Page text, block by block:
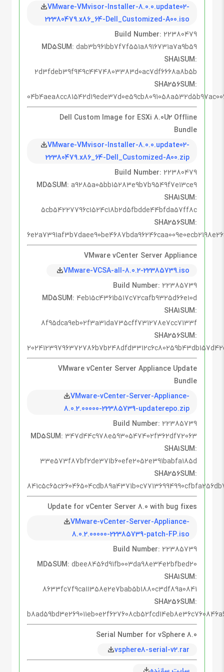
VMware-VMvisor-Installer-8.0.0.update02-
22380479.x86_64-Dell_Customized-A00.iso
Build Number: 22380479
MD5SUM: dab3b961bb7f7f551a8916731a7a9b59
SHA1SUM:
2d3fdeb39f949c4474803383d0ac7df6668a8b5b
SHA256SUM:
Dell Custom Image for ESXi 8.0U2 Offline
Bundle
VMware-VMvisor-Installer-8.0.0.update02-
22380479.x86_64-Dell_Customized-A00.zip
Build Number: 22380479
MD5SUM: a9285a05bb15283e9b7b9549f7e13ce9
SHA1SUM:
5cb54227796c1524c18b2d5fbdde44bfda57ff8c
SHA256SUM:
VMware vCenter Server Appliance
VMware-VCSA-all-8.0.2-22385739.iso
Build Number: 22385739
MD5SUM: 4eb15c4361b517c72cafb9325d66e10d
SHA1SUM:
8f95dca9eb02f3a31da735cff731278e7cc7133f
SHA256SUM:
VMware vCenter Server Appliance Update
Bundle
VMware-vCenter-Server-Appliance-
8.0.2.00000-22385739-updaterepo.zip
Build Number: 22385739
MD5SUM: 347d44c978e5930547402f362df72063
SHA1SUM:
33e573f87bf2de371b60efe2052e391babfa185d
SHA256SUM:
Update for vCenter Server 8.0 with bug fixes
VMware-vCenter-Server-Appliance-
8.0.2.00000-22385739-patch-FP.iso
Build Number: 22385739
MD5SUM: dbee8456d91fb003da98e34e2bfbed20
SHA1SUM:
8633fc7f9ca11358e2e7bab5b1880c3df89a0841
SHA256SUM:
Serial Number for vSphere 8.0
vsphere8-serial-v2.rar